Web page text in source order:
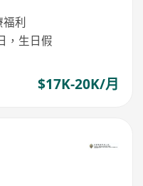
利
，生日假
$17K-20K/月